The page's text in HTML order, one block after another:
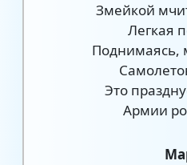
Змейкой
Легкая
Поднимаясь,
Это
Армии